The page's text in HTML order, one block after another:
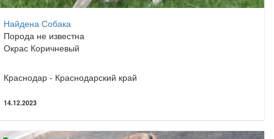
Найдена Собака
Порода не известна
Окрас Коричневый
Краснодар - Краснодарский край
14.12.2023